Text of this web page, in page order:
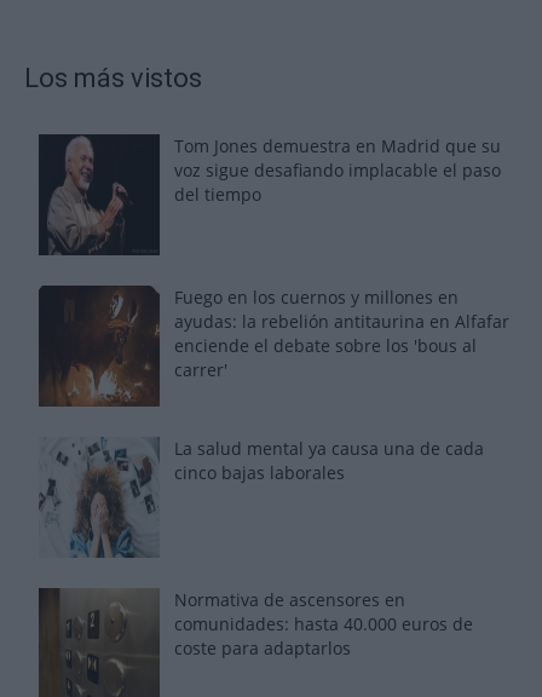
Los más vistos
Tom Jones demuestra en Madrid que su
voz sigue desafiando implacable el paso
del tiempo
Fuego en los cuernos y millones en
ayudas: la rebelión antitaurina en Alfafar
enciende el debate sobre los 'bous al
carrer'
La salud mental ya causa una de cada
cinco bajas laborales
Normativa de ascensores en
comunidades: hasta 40.000 euros de
coste para adaptarlos